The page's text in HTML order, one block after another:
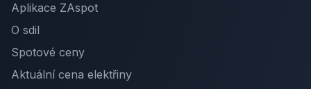
Aplikace ZAspot
O sdil
Spotové ceny
Aktuální cena elektřiny